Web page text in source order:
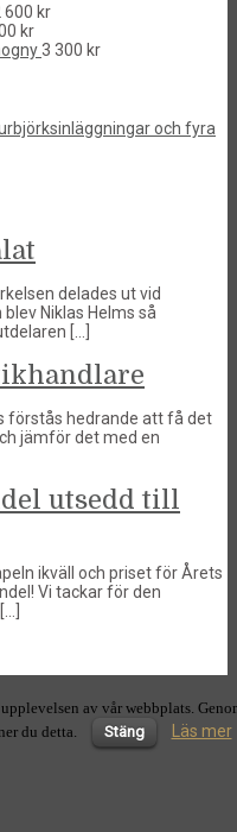
600 kr
kr
3 300 kr
delades ut vid
Niklas Helms så
[…]
förstås hedrande att få det
jämför det med en
utsedd till
ikväll och priset för Årets
Vi tackar för den
av vår webbplats.
du detta.
Stäng Läs mer